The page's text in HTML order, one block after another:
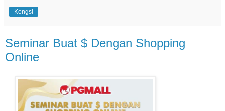
Kongsi
Seminar Buat $ Dengan Shopping
Online